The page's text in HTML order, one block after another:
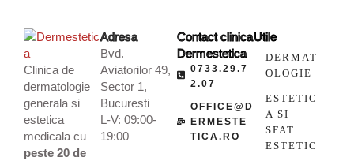
Clinica de
dermatologie
generala si
estetica
medicala cu
peste 20 de
Adresa
Bvd.
Aviatorilor 49,
Sector 1,
Bucuresti
L-V: 09:00-
19:00
Contact clinica
Dermestetica
0733.29.7
2.07
OFFICE@D
ERMESTE
TICA.RO
Utile
DERMAT
OLOGIE
ESTETIC
A SI
SFAT
ESTETIC